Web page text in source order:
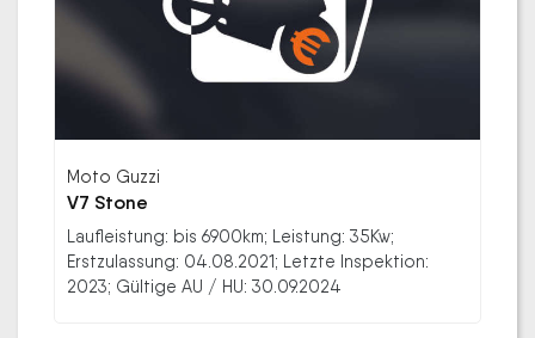
Moto Guzzi
V7 Stone
Laufleistung: bis 6900km; Leistung: 35Kw;
Erstzulassung: 04.08.2021; Letzte Inspektion:
2023; Gültige AU / HU: 30.09.2024